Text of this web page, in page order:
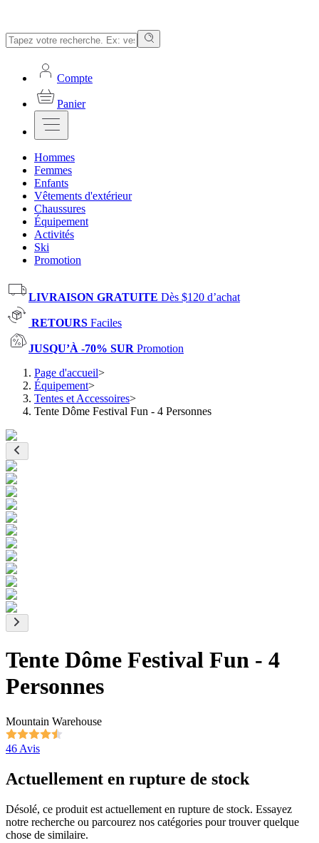
Compte
Panier
Hommes
Femmes
Enfants
Vêtements d'extérieur
Chaussures
Équipement
Activités
Ski
Promotion
LIVRAISON GRATUITE Dès $120 d’achat
RETOURS Faciles
JUSQU’À -70% SUR Promotion
Page d'accueil>
Équipement>
Tentes et Accessoires>
Tente Dôme Festival Fun - 4 Personnes
Tente Dôme Festival Fun - 4
Personnes
Mountain Warehouse
46 Avis
Actuellement en rupture de stock
Désolé, ce produit est actuellement en rupture de stock. Essayez
notre recherche ou parcourez nos catégories pour trouver quelque
chose de similaire.